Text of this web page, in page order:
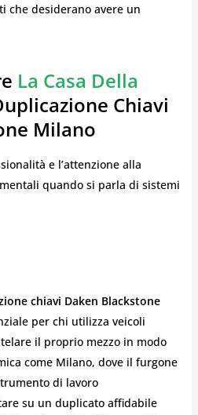
che desiderano avere un
La Casa Della
Chiavi
Milano
e l’attenzione alla
quando si parla di sistemi
chiavi Daken Blackstone
per chi utilizza veicoli
il proprio mezzo in modo
come Milano, dove il furgone
di lavoro
su un duplicato affidabile